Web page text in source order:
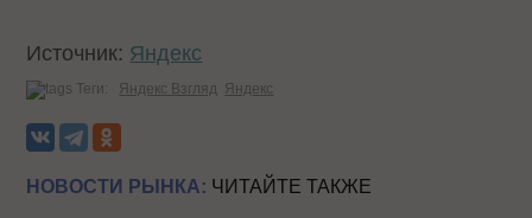
Источник: Яндекс
Теги: Яндекс Взгляд Яндекс
НОВОСТИ РЫНКА: ЧИТАЙТЕ ТАКЖЕ